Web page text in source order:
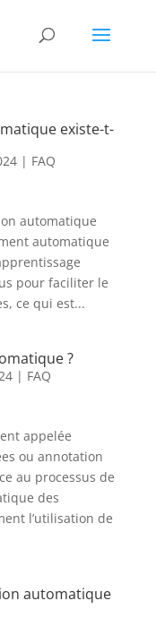
existe-t-
| FAQ
automatique
automatique
pour faciliter le
ce qui est...
?
| FAQ
appelée
ou annotation
au processus de
des
l’utilisation de
automatique